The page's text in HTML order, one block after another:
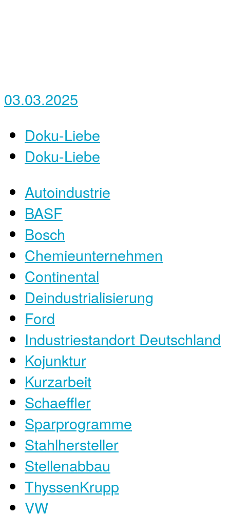
03.03.2025
Doku-Liebe
Doku-Liebe
Autoindustrie
BASF
Bosch
Chemieunternehmen
Continental
Deindustrialisierung
Ford
Industriestandort Deutschland
Kojunktur
Kurzarbeit
Schaeffler
Sparprogramme
Stahlhersteller
Stellenabbau
ThyssenKrupp
VW